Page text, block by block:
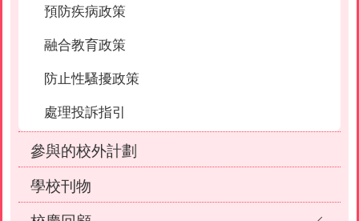
預防疾病政策
融合教育政策
防止性騷擾政策
處理投訴指引
參與的校外計劃
學校刊物